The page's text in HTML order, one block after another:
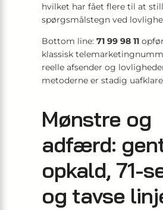
hvilket har fået flere til at
spørgsmålstegn ved
Bottom line: 71 99 98 11
klassisk
reelle afsender og
metoderne er stadig
Mønstre og
adfærd:
opkald, 71-
og tavse